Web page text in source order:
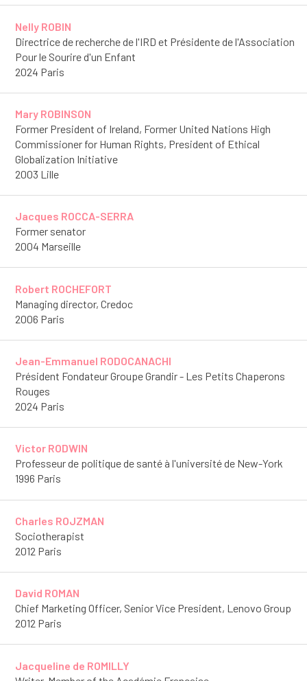
Nelly ROBIN
Directrice de recherche de l'IRD et Présidente de l'Association
Pour le Sourire d'un Enfant
2024 Paris
Mary ROBINSON
Former President of Ireland, Former United Nations High
Commissioner for Human Rights, President of Ethical
Globalization Initiative
2003 Lille
Jacques ROCCA-SERRA
Former senator
2004 Marseille
Robert ROCHEFORT
Managing director, Credoc
2006 Paris
Jean-Emmanuel RODOCANACHI
Président Fondateur Groupe Grandir - Les Petits Chaperons
Rouges
2024 Paris
Victor RODWIN
Professeur de politique de santé à l'université de New-York
1996 Paris
Charles ROJZMAN
Sociotherapist
2012 Paris
David ROMAN
Chief Marketing Officer, Senior Vice President, Lenovo Group
2012 Paris
Jacqueline de ROMILLY